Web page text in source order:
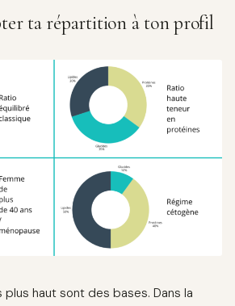
ta répartition à ton profil
haut sont des bases. Dans la